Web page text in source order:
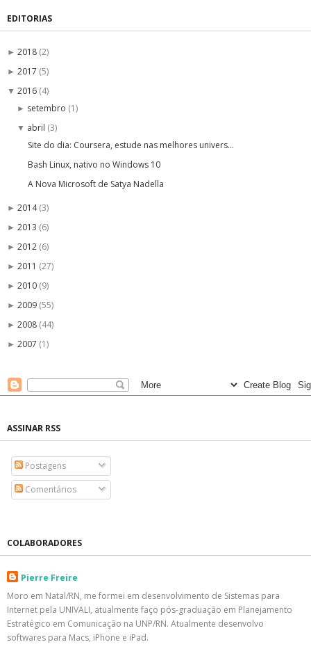
EDITORIAS
► 2018 (2)
► 2017 (5)
▼ 2016 (4)
► setembro (1)
▼ abril (3)
Site do dia: Coursera, estude nas melhores univers...
Bash Linux, nativo no Windows 10
A Nova Microsoft de Satya Nadella
► 2014(3)
► 2013 (6)
► 2012 (6)
► 2011 (27)
► 2010 (9)
► 2009 (55)
► 2008 (44)
► 2007 (1)
ASSINAR RSS
Postagens
Comentários
COLABORADORES
Pierre Freire
Moro em Natal/RN, me formei em desenvolvimento de Sistemas para
Internet pela UNIVALI, atualmente faço pós-graduação em Planejamento
Estratégico em Comunicação na UNP/RN. Atualmente desenvolvo
softwares para Macs, iPhone e iPad.